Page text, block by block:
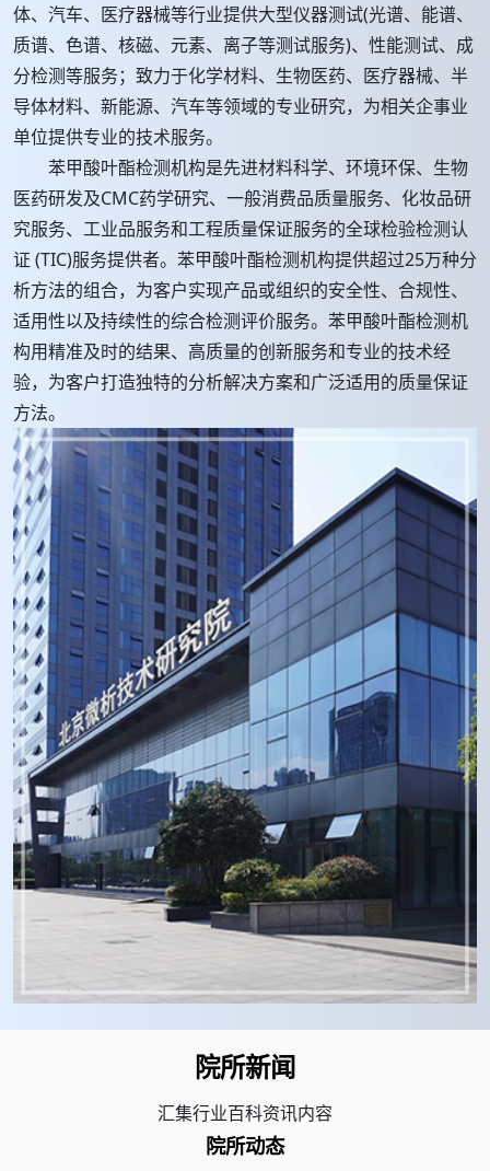
体、汽车、医疗器械等行业提供大型仪器测试(光谱、能谱、
质谱、色谱、核磁、元素、离子等测试服务)、性能测试、成
分检测等服务；致力于化学材料、生物医药、医疗器械、半
导体材料、新能源、汽车等领域的专业研究，为相关企事业
单位提供专业的技术服务。
苯甲酸叶酯检测机构是先进材料科学、环境环保、生物
医药研发及CMC药学研究、一般消费品质量服务、化妆品研
究服务、工业品服务和工程质量保证服务的全球检验检测认
证 (TIC)服务提供者。苯甲酸叶酯检测机构提供超过25万种分
析方法的组合，为客户实现产品或组织的安全性、合规性、
适用性以及持续性的综合检测评价服务。苯甲酸叶酯检测机
构用精准及时的结果、高质量的创新服务和专业的技术经
验，为客户打造独特的分析解决方案和广泛适用的质量保证
方法。
院所新闻
汇集行业百科资讯内容
院所动态